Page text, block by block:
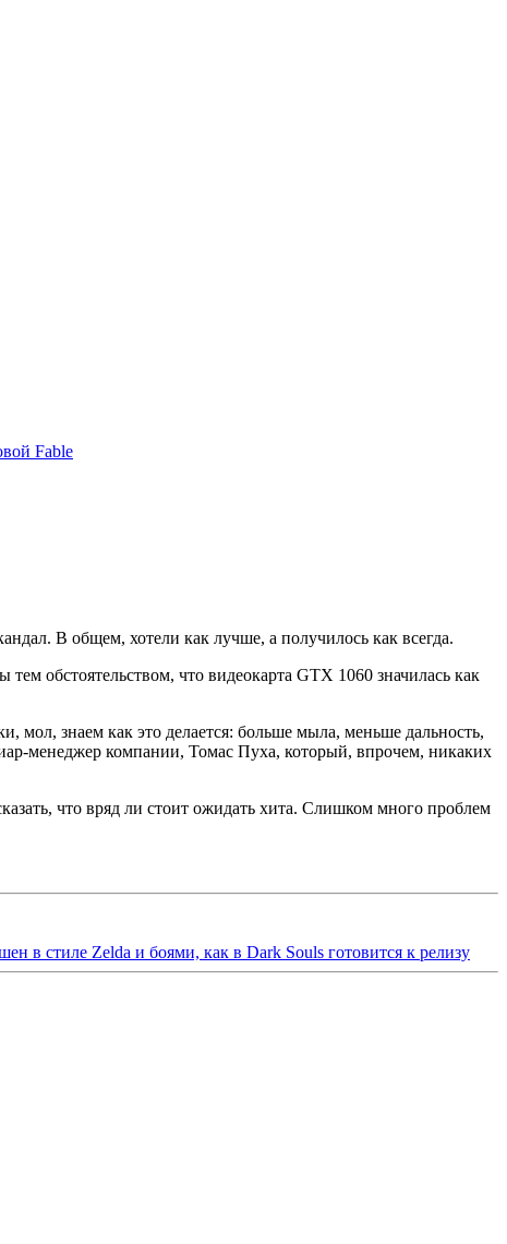
Fable
В общем, хотели как лучше, а получилось как всегда.
обстоятельством, что видеокарта GTX 1060 значилась как
мол, знаем как это делается: больше мыла, меньше дальность,
менеджер компании, Томас Пуха, который, впрочем, никаких
что вряд ли стоит ожидать хита. Слишком много проблем
в стиле Zelda и боями, как в Dark Souls готовится к релизу